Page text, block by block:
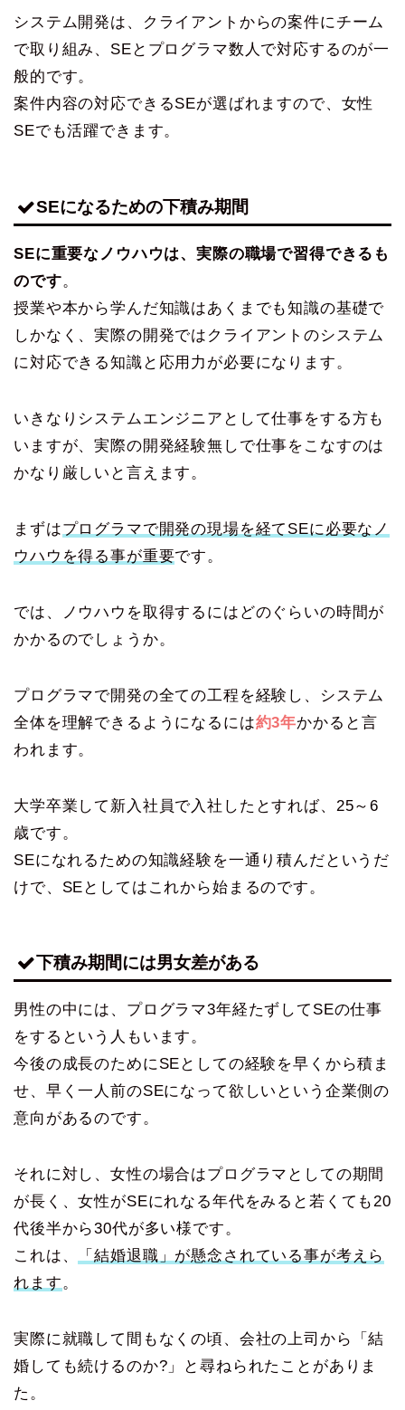
システム開発は、クライアントからの案件にチーム
で取り組み、SEとプログラマ数人で対応するのが一
般的です。
案件内容の対応できるSEが選ばれますので、女性
SEでも活躍できます。
SEになるための下積み期間
SEに重要なノウハウは、実際の職場で習得できるも
のです。
授業や本から学んだ知識はあくまでも知識の基礎で
しかなく、実際の開発ではクライアントのシステム
に対応できる知識と応用力が必要になります。
いきなりシステムエンジニアとして仕事をする方も
いますが、実際の開発経験無しで仕事をこなすのは
かなり厳しいと言えます。
まずはプログラマで開発の現場を経てSEに必要なノ
ウハウを得る事が重要です。
では、ノウハウを取得するにはどのぐらいの時間が
かかるのでしょうか。
プログラマで開発の全ての工程を経験し、システム
全体を理解できるようになるには約3年かかると言
われます。
大学卒業して新入社員で入社したとすれば、25～6
歳です。
SEになれるための知識経験を一通り積んだというだ
けで、SEとしてはこれから始まるのです。
下積み期間には男女差がある
男性の中には、プログラマ3年経たずしてSEの仕事
をするという人もいます。
今後の成長のためにSEとしての経験を早くから積ま
せ、早く一人前のSEになって欲しいという企業側の
意向があるのです。
それに対し、女性の場合はプログラマとしての期間
が長く、女性がSEにれなる年代をみると若くても20
代後半から30代が多い様です。
これは、
「結婚退職」が懸念されている事が考えら
れます。
実際に就職して間もなくの頃、会社の上司から「結
婚しても続けるのか?」と尋ねられたことがありま
た。